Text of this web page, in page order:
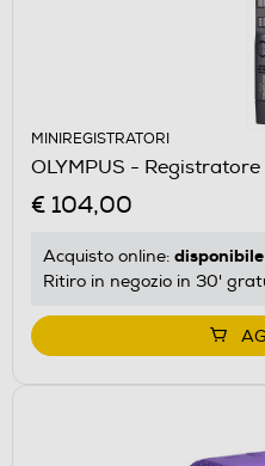
MINIREGISTRATORI
OLYMPUS -
€ 104,00
Acquisto online: disponibile
Ritiro in negozio in 30'